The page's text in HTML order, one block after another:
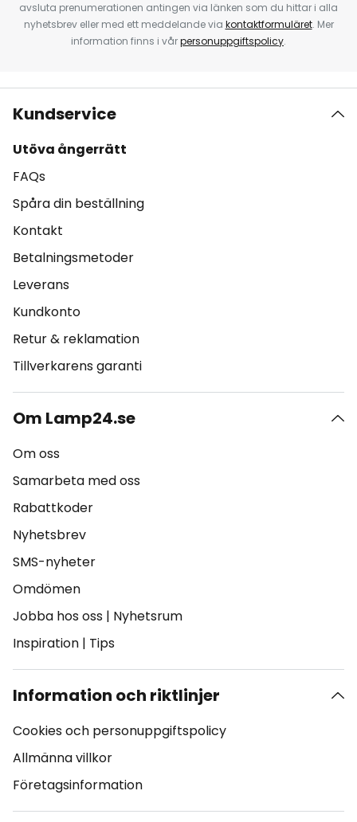
avsluta prenumerationen antingen via länken som du hittar i alla
nyhetsbrev eller med ett meddelande via kontaktformuläret. Mer
information finns i vårpersonuppgiftspolicy.
Kundservice
Utöva ångerrätt
FAQs
Spåra din beställning
Kontakt
Betalningsmetoder
Leverans
Kundkonto
Retur & reklamation
Tillverkarens garanti
Om Lamp24.se
Om oss
Samarbeta med oss
Rabattkoder
Nyhetsbrev
SMS-nyheter
Omdömen
Jobba hos oss | Nyhetsrum
Inspiration | Tips
Information och riktlinjer
Cookies och personuppgiftspolicy
Allmänna villkor
Företagsinformation